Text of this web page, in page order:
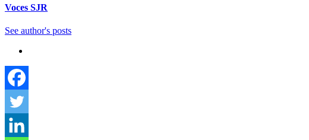
Voces SJR
See author's posts